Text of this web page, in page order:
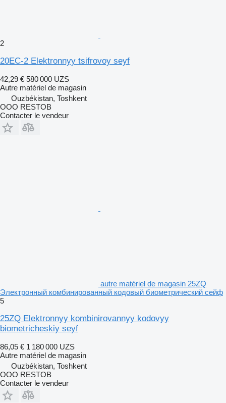
2
20EC-2 Elektronnyy tsifrovoy seyf
42,29 € 580 000 UZS
Autre matériel de magasin
Ouzbékistan, Toshkent
OOO RESTOB
Contacter le vendeur
autre matériel de magasin 25ZQ
Электронный комбинированный кодовый биометрический сейф
5
25ZQ Elektronnyy kombinirovannyy kodovyy
biometricheskiy seyf
86,05 € 1 180 000 UZS
Autre matériel de magasin
Ouzbékistan, Toshkent
OOO RESTOB
Contacter le vendeur